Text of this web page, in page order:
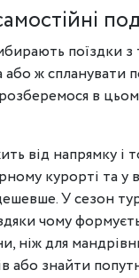
поїздки з
ж спланувати
в
від напрямку і
курорті та у
У сезон
чому
ніж для
або знайти